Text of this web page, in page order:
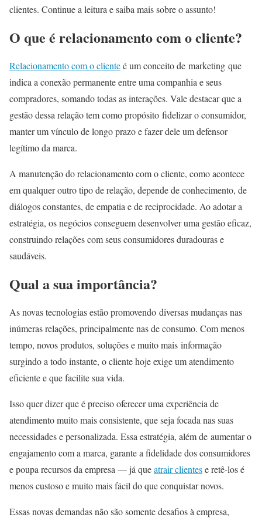
clientes. Continue a leitura e saiba mais sobre o assunto!
O que é relacionamento com o cliente?
Relacionamento com o clienteé um conceito de marketing que
indica a conexão permanente entre uma companhia e seus
compradores, somando todas as interações. Vale destacar que a
gestão dessa relação tem como propósito fidelizar o consumidor,
manter um vínculo de longo prazo e fazer dele um defensor
legítimo da marca.
A manutenção do relacionamento com o cliente, como acontece
em qualquer outro tipo de relação, depende de conhecimento, de
diálogos constantes, de empatia e de reciprocidade. Ao adotar a
estratégia, os negócios conseguem desenvolver uma gestão eficaz,
construindo relações com seus consumidores duradouras e
saudáveis.
Qual a sua importância?
As novas tecnologias estão promovendo diversas mudanças nas
inúmeras relações, principalmente nas de consumo. Com menos
tempo, novos produtos, soluções e muito mais informação
surgindo a todo instante, o cliente hoje exige um atendimento
eficiente e que facilite sua vida.
Isso quer dizer que é preciso oferecer uma experiência de
atendimento muito mais consistente, que seja focada nas suas
necessidades e personalizada. Essa estratégia, além de aumentar o
engajamento com a marca, garante a fidelidade dos consumidores
e poupa recursos da empresa — já queatrair clientese retê-los é
menos custoso e muito mais fácil do que conquistar novos.
Essas novas demandas não são somente desafios à empresa,